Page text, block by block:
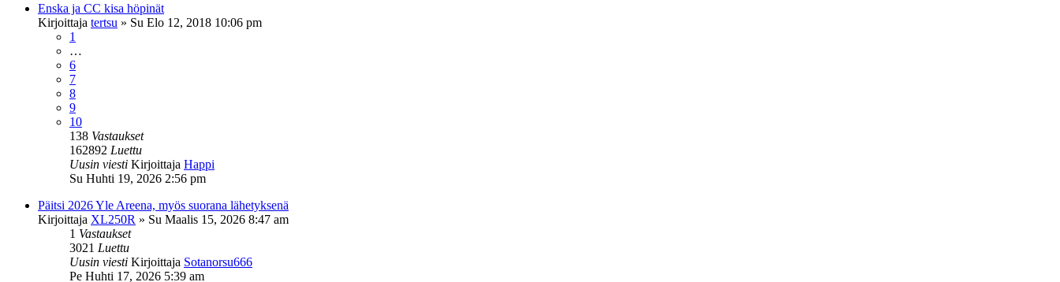
Enska ja CC kisa höpinät
Kirjoittaja tertsu » Su Elo 12, 2018 10:06 pm
1
…
6
7
8
9
10
138 Vastaukset
162892 Luettu
Uusin viesti Kirjoittaja Happi
Su Huhti 19, 2026 2:56 pm
Päitsi 2026 Yle Areena, myös suorana lähetyksenä
Kirjoittaja XL250R » Su Maalis 15, 2026 8:47 am
1 Vastaukset
3021 Luettu
Uusin viesti Kirjoittaja Sotanorsu666
Pe Huhti 17, 2026 5:39 am